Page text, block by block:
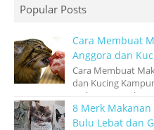
Popular Posts
Cara Membuat
Anggora dan
Cara Membuat
dan Kucing
Makanan Basah
8 Merk Makanan
Bulu Lebat dan